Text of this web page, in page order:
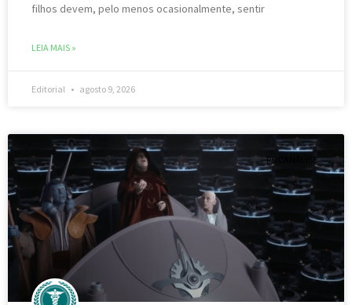
filhos devem, pelo menos ocasionalmente, sentir
LEIA MAIS »
Editorial agosto 9, 2026
PSICANÁLISE